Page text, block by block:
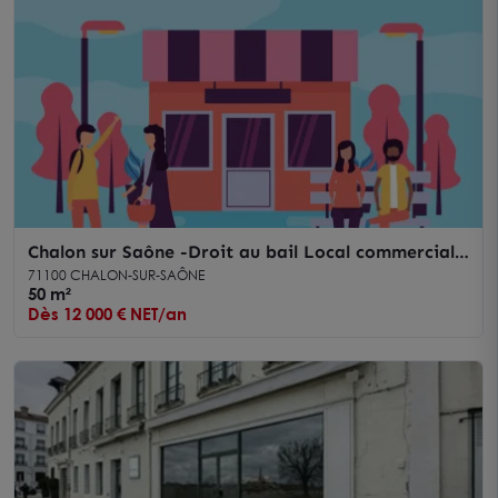
Chalon sur Saône -Droit au bail Local commercial
50 m²
71100 CHALON-SUR-SAÔNE
50 m²
Dès 12 000 € NET/an